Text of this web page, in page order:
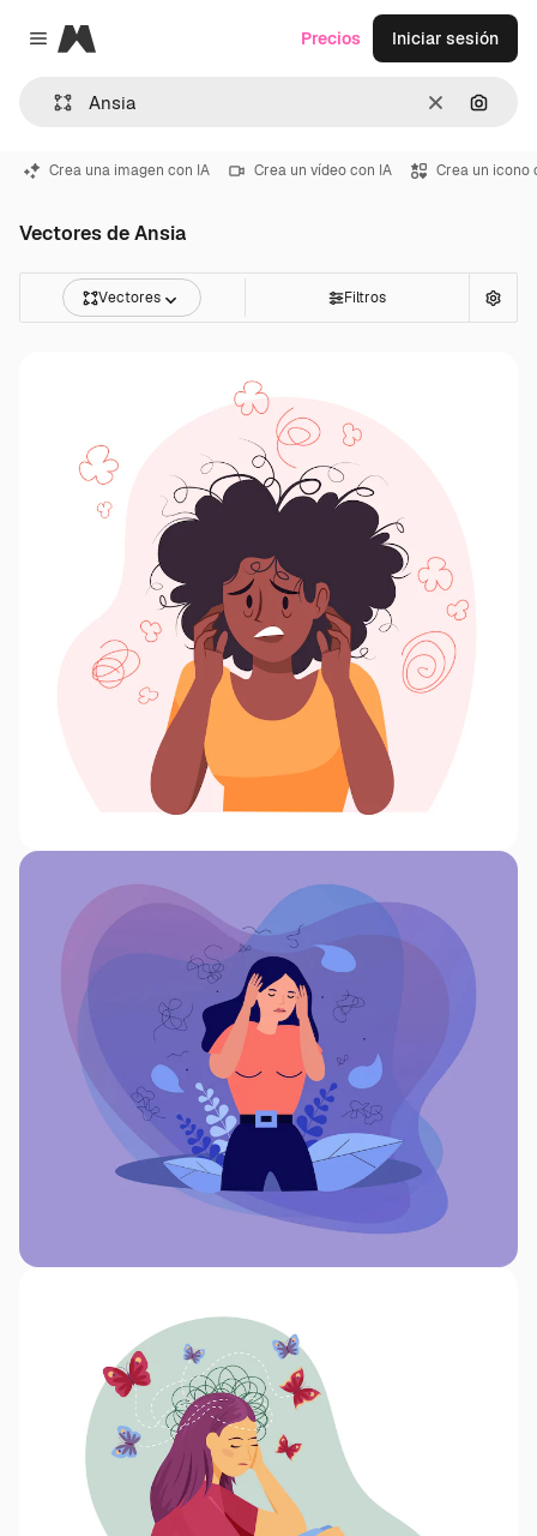
Close menu
Magnific
Borrar
Precios Iniciar sesión
Crea una imagen con IA Crea un vídeo con IA Crea un icono
Vectores de Ansia
Vectores Filtros